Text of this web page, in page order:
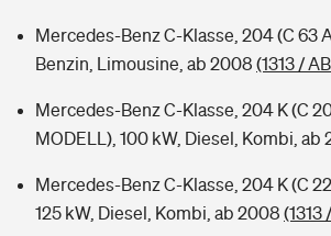
Mercedes-Benz C-Klasse, 204 (C 63
Benzin, Limousine, ab 2008 (1313 /
Mercedes-Benz C-Klasse, 204 K (C
MODELL), 100 kW, Diesel, Kombi, ab
Mercedes-Benz C-Klasse, 204 K (C
125 kW, Diesel, Kombi, ab 2008 (1313